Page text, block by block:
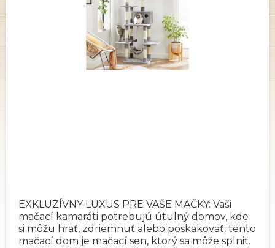
EXKLUZÍVNY LUXUS PRE VAŠE MAČKY: Vaši
mačací kamaráti potrebujú útulný domov, kde
si môžu hrať, zdriemnuť alebo poskakovať; tento
mačací dom je mačací sen, ktorý sa môže splniť.